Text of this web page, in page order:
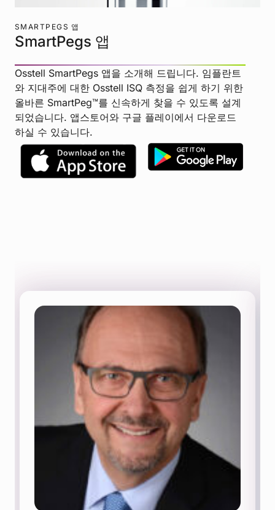
SMARTPEGS 앱
SmartPegs 앱
Osstell SmartPegs 앱을 소개해 드립니다. 임플란트
와 지대주에 대한 Osstell ISQ 측정을 쉽게 하기 위한
올바른 SmartPeg™를 신속하게 찾을 수 있도록 설계
되었습니다. 앱스토어와 구글 플레이에서 다운로드
하실 수 있습니다.